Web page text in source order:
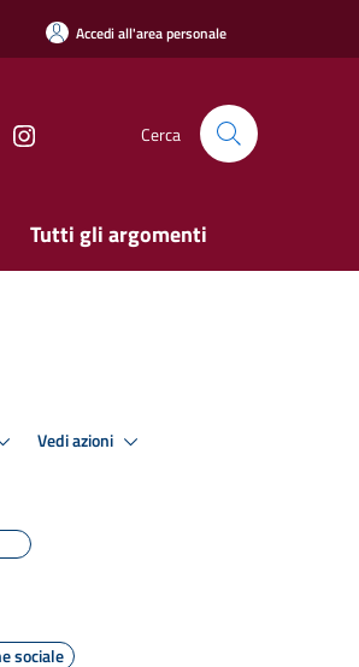
Accedi all'area personale
Cerca
Tutti gli argomenti
Vedi azioni
sociale